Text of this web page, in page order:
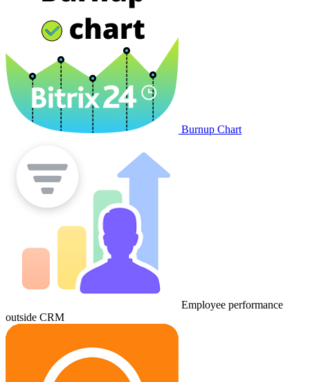
Burnup Chart
Employee performance
outside CRM